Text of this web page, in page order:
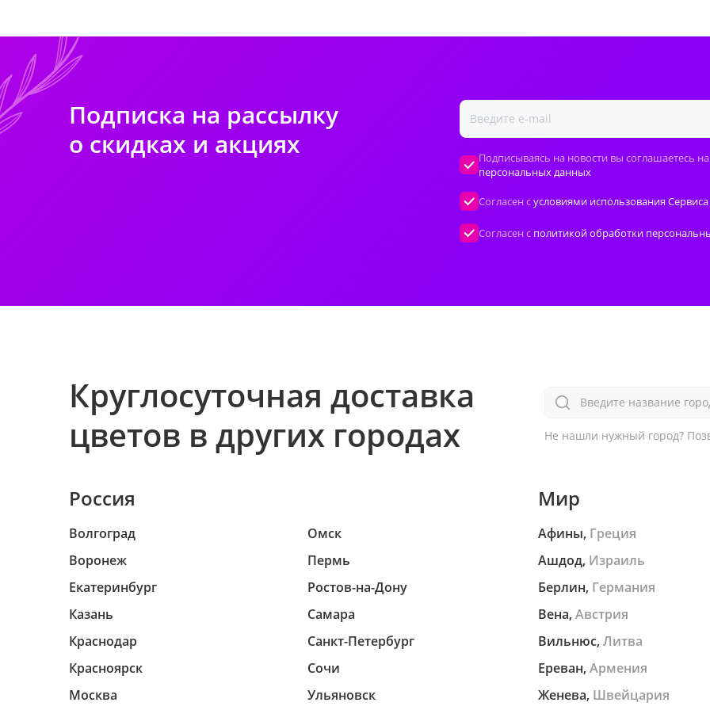
Подписка на рассылку
о скидках и акциях
Подписываясь на новости вы соглашаетесь
персональных данных
Согласен сусловиями использования Сервиса
Согласен с политикой обработки
Круглосуточная доставка
цветов в других городах
Введите название
Россия
Волгоград
Воронеж
Екатеринбург
Казань
Краснодар
Красноярск
Москва
Омск
Пермь
Ростов-на-Дону
Самара
Санкт-Петербург
Сочи
Ульяновск
Мир
Афины, Греция
Ашдод, Израиль
Берлин, Германия
Вена, Австрия
Вильнюс, Литва
Ереван, Армения
Женева, Швейцария
Не нашли нужный город?